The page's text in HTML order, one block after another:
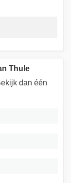
Thule
dan één